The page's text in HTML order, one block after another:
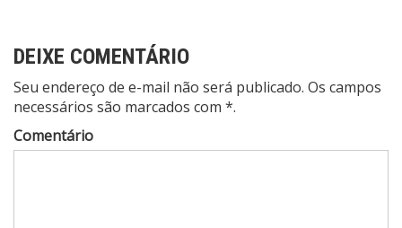
DEIXE COMENTÁRIO
Seu endereço de e-mail não será publicado. Os campos
necessários são marcados com *.
Comentário